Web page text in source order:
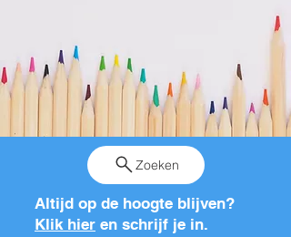
Zoeken
Altijd op de hoogte blijven?
Klik hier en schrijf je in.